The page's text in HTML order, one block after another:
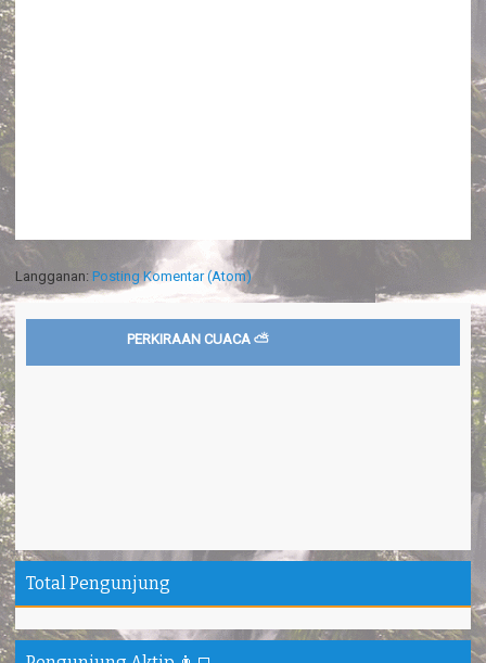
Langganan: Posting Komentar (Atom)
PERKIRAAN CUACA ⛅
Total Pengunjung